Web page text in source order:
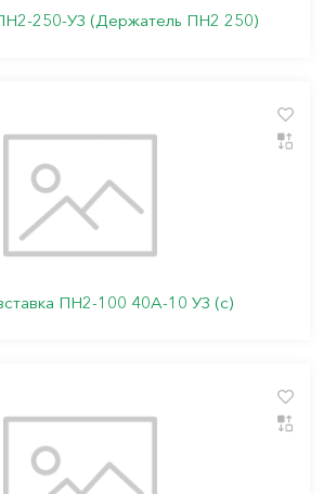
250-УЗ (Держатель ПН2 250)
ПН2-100 40А-10 УЗ (с)